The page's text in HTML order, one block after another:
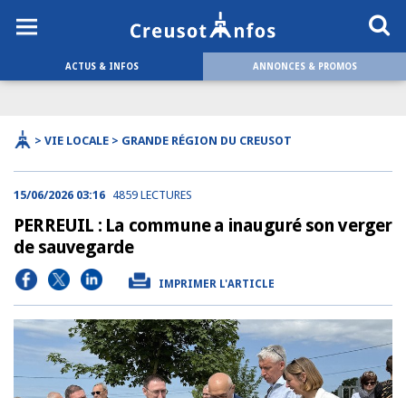
ACTUS & INFOS ANNONCES & PROMOS
> VIE LOCALE > GRANDE RÉGION DU CREUSOT
15/06/2026 03:16 4859 LECTURES
PERREUIL : La commune a inauguré son verger
de sauvegarde
IMPRIMER L'ARTICLE